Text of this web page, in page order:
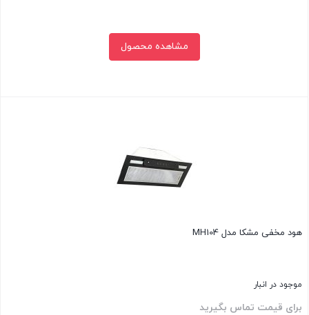
مشاهده محصول
هود مخفی مشکا مدل MH104
موجود در انبار
برای قیمت تماس بگیرید